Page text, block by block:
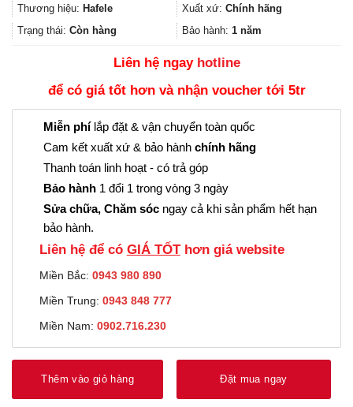
37.285.000₫.là:
Thương hiệu: Hafele Xuất xứ: Chính hãng
Trạng thái: Còn hàng Bảo hành: 1 năm
Liên hệ ngay hotline
để có giá tốt hơn và nhận voucher tới 5tr
Miễn phílắp đặt & vận chuyển toàn quốc
Cam kết xuất xứ & bảo hành chính hãng
Thanh toán linh hoạt - có trả góp
Bảo hành 1 đổi 1 trong vòng 3 ngày
Sửa chữa, Chăm sóc ngay cả khi sản phẩm hết hạn
bảo hành.
Liên hệ để có GIÁ TỐThơn giá website
Miền Bắc: 0943 980 890
Miền Trung: 0943 848 777
Miền Nam: 0902.716.230
Thêm vào giỏ hàng Đặt mua ngay